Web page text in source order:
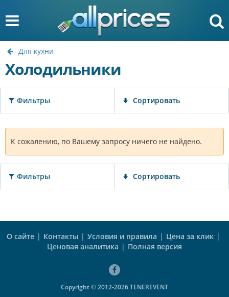
Для кухни
Холодильники
Фильтры Сортировать
К сожалению, по Вашему запросу ничего не найдено.
Фильтры Сортировать
О сайте | Контакты | Условия и правила | Цена за клик |
Ценовая аналитика | Полная версия
Copyright © 2012-2026 TENEREVENT